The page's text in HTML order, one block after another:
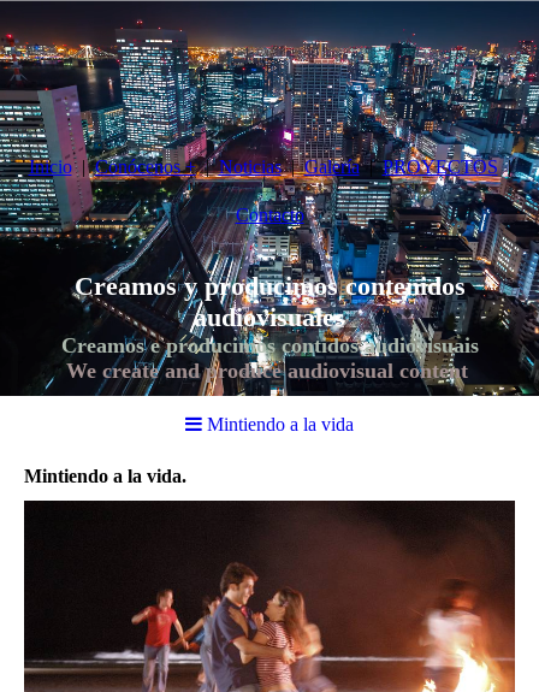
Inicio Conócenos + Noticias Galería PROYECTOS
Contacto
Creamos y producimos contenidos
audiovisuales
Creamos e producimos contidos audiovisuais
We create and produce audiovisual content
Mintiendo a la vida
Mintiendo a la vida.